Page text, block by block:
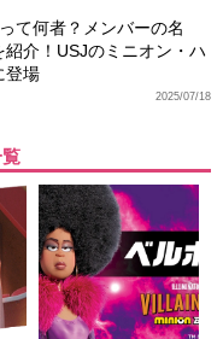
て何者？メンバーの名
介！USJのミニオン・ハ
登場
2025/07/18